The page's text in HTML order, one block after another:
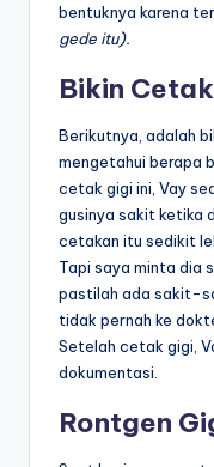
bentuknya karena
gede itu).
Bikin
Berikutnya, adalah
mengetahui berapa
cetak gigi ini, Vay
gusinya sakit ketika
cetakan itu sedikit
Tapi saya minta dia
pastilah ada sakit-
tidak pernah ke
Setelah cetak gigi,
dokumentasi.
Rontgen